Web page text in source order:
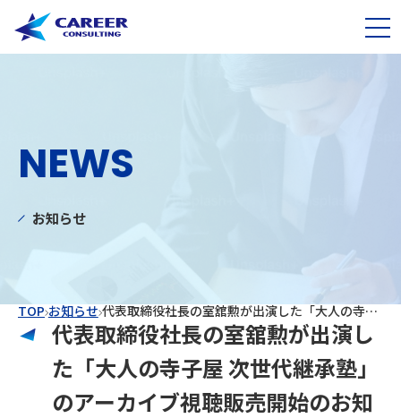
NEWS
お知らせ
TOP お知らせ 代表取締役社長の室舘勲が出演した「大人の寺子屋 次世代継承塾」のアーカイブ視聴販売開始のお知らせ
代表取締役社長の室舘勲が出演し
た「大人の寺子屋 次世代継承塾」
のアーカイブ視聴販売開始のお知